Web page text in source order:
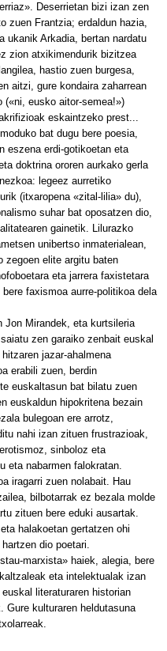
Deserrietan bizi izan zen
zuen Frantzia; erdaldun hazia,
ukanik Arkadia, bertan nardatu
zion atxikimendurik bizitzea
hastio zuen burgesa,
aitzi, gure kondaira zaharrean
(«ni, eusko aitor-semea!»)
eskaintzeko prest...
bat dugu bere poesia,
eszena erdi-gotikoetan eta
doktrina ororen aurkako gerla
legeez aurretiko
(itxaropena «zital-lilia» du),
suhar bat oposatzen dio,
gainetik. Lilurazko
unibertso inmaterialean,
zegoen elite argitu baten
eta jarrera faxistetara
faxismoa aurre-politikoa dela
Mirandek, eta kurtsileria
zen garaiko zenbait euskal
jazar-ahalmena
erabili zuen, berdin
euskaltasun bat bilatu zuen
euskaldun hipokritena bezain
bulegoan ere arrotz,
nahi izan zituen frustrazioak,
sinboloz eta
eta nabarmen falokratan.
iragarri zuen nolabait. Hau
bilbotarrak ez bezala molde
zituen bere eduki ausartak.
halakoetan gertatzen ohi
dio poetari.
marxista» haiek, alegia, bere
eta intelektualak izan
literaturaren historian
Gure kulturaren heldutasuna